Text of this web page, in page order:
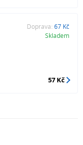
Doprava: 67 Kč
Skladem
57 Kč